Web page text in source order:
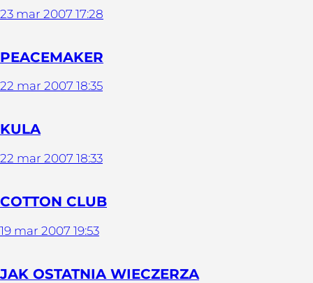
23 mar 2007 17:28
PEACEMAKER
22 mar 2007 18:35
KULA
22 mar 2007 18:33
COTTON CLUB
19 mar 2007 19:53
JAK OSTATNIA WIECZERZA